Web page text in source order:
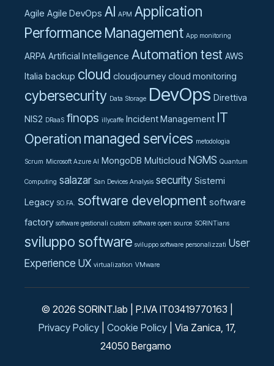
Agile Agile DevOps AI APM Application
Performance Management App monitoring
ARPA Artificial Intelligence Automation test AWS
Italia backup cloud cloudjourney cloud monitoring
cybersecurity Data Storage DevOps Direttiva
NIS2 DRaaS finops illycaffe Incident Management IT
Operation managed services metodologia
Scrum Microsoft Azure AI MongoDB Multicloud NGMS Quantum
Computing salazar San Devices Analysis security Sistemi
Legacy SO.FA. software development software
factory software gestionali custom software open source SORINTians
sviluppo software sviluppo software personalizzati User
Experience UX virtualization VMware
© 2026 SORINT.lab | P.IVA IT03419770163 |
Privacy Policy| Cookie Policy| Via Zanica, 17,
24050 Bergamo